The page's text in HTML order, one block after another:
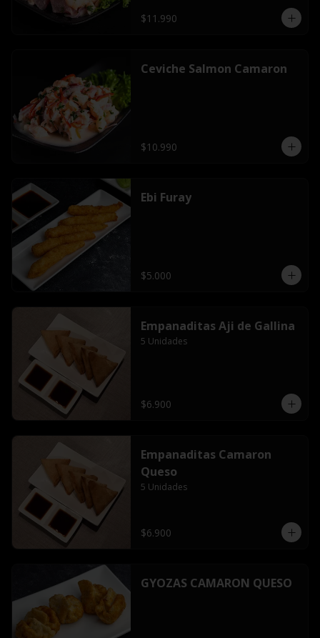
$11.990
Ceviche Salmon Camaron
$10.990
Ebi Furay
$5.000
Empanaditas Aji de Gallina
5 Unidades
$6.900
Empanaditas Camaron
Queso
5 Unidades
$6.900
GYOZAS CAMARON QUESO